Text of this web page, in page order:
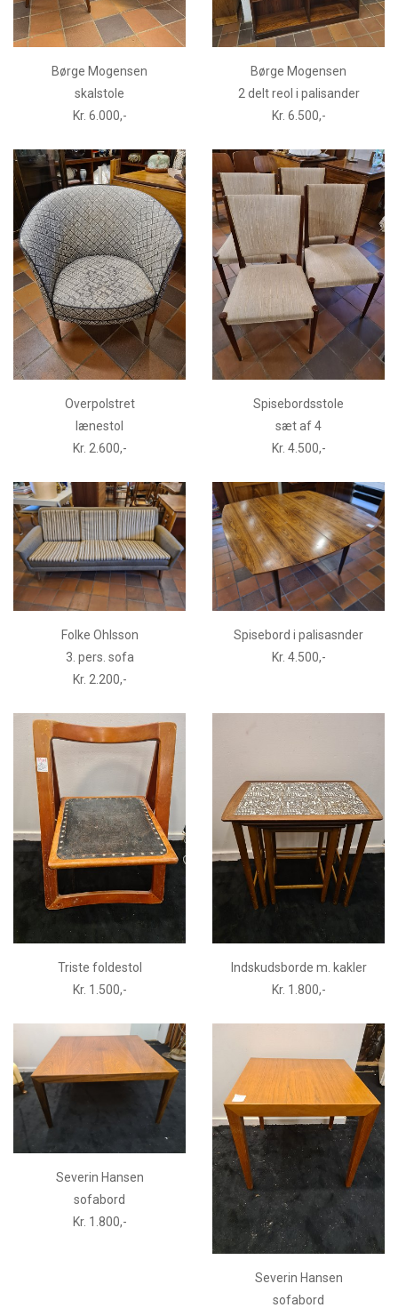
Børge Mogensen
skalstole
Kr. 6.000,-
Børge Mogensen
2 delt reol i palisander
Kr. 6.500,-
Overpolstret
lænestol
Kr. 2.600,-
Spisebordsstole
sæt af 4
Kr. 4.500,-
Folke Ohlsson
3. pers. sofa
Kr. 2.200,-
Spisebord i palisasnder
Kr. 4.500,-
Triste foldestol
Kr. 1.500,-
Indskudsborde m. kakler
Kr. 1.800,-
Severin Hansen
sofabord
Kr. 1.800,-
Severin Hansen
sofabord